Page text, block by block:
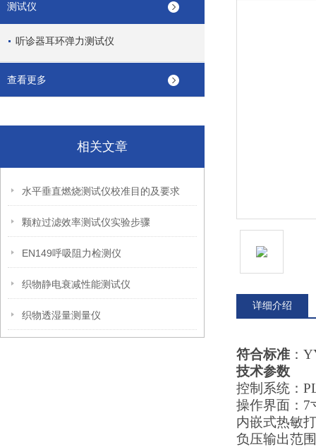
测试仪
听诊器耳环弹力测试仪
查看更多
相关文章
水平垂直燃烧测试仪校准目的及要求
颗粒过滤效率测试仪实验步骤
EN149呼吸阻力检测仪
织物静电衰减性能测试仪
织物透湿量测量仪
详细介绍
符合标准 ：
技术参数
控制系统：
操作界面： 7
内嵌式热敏
负压输出范